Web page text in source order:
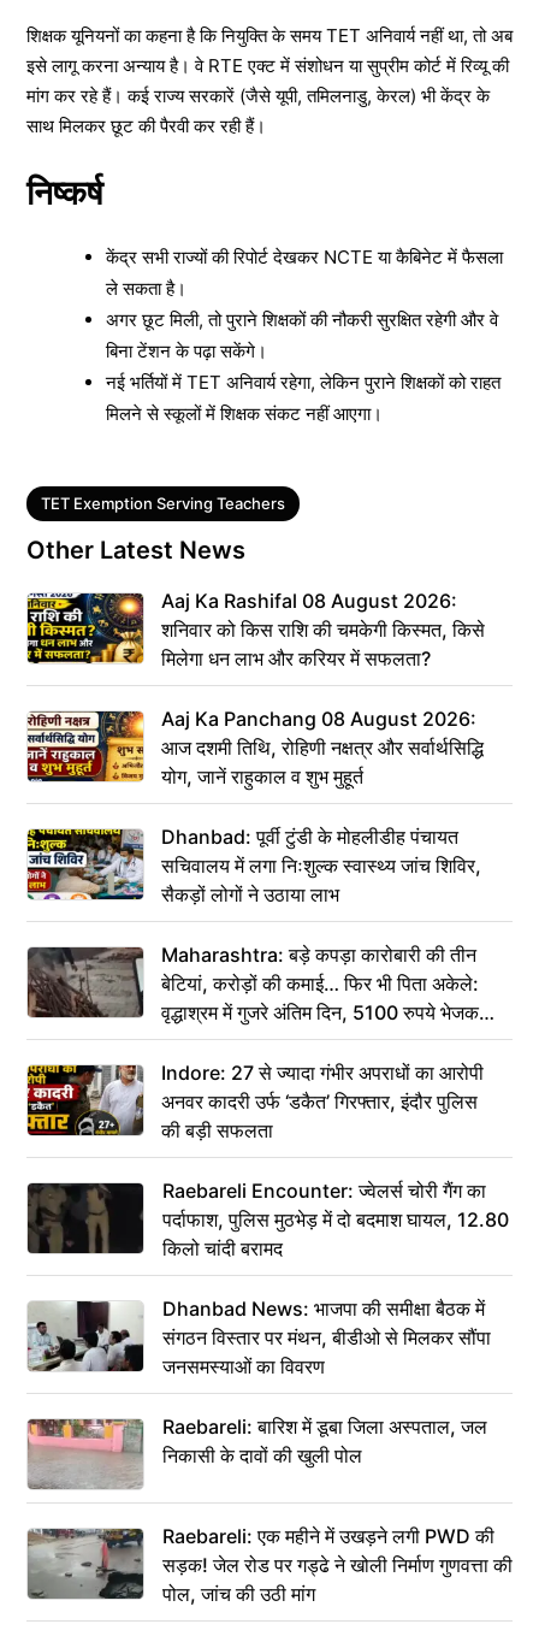
शिक्षक यूनियनों का कहना है कि नियुक्ति के समय TET अनिवार्य नहीं था, तो अब
इसे लागू करना अन्याय है। वे RTE एक्ट में संशोधन या सुप्रीम कोर्ट में रिव्यू की
मांग कर रहे हैं। कई राज्य सरकारें (जैसे यूपी, तमिलनाडु, केरल) भी केंद्र के
साथ मिलकर छूट की पैरवी कर रही हैं।
निष्कर्ष
केंद्र सभी राज्यों की रिपोर्ट देखकर NCTE या कैबिनेट में फैसला
ले सकता है।
अगर छूट मिली, तो पुराने शिक्षकों की नौकरी सुरक्षित रहेगी और वे
बिना टेंशन के पढ़ा सकेंगे।
नई भर्तियों में TET अनिवार्य रहेगा, लेकिन पुराने शिक्षकों को राहत
मिलने से स्कूलों में शिक्षक संकट नहीं आएगा।
Tags
TET Exemption Serving Teachers
Other Latest News
Aaj Ka Rashifal 08 August 2026:
शनिवार को किस राशि की चमकेगी किस्मत, किसे
मिलेगा धन लाभ और करियर में सफलता?
Aaj Ka Panchang 08 August 2026:
आज दशमी तिथि, रोहिणी नक्षत्र और सर्वार्थसिद्धि
योग, जानें राहुकाल व शुभ मुहूर्त
Dhanbad: पूर्वी टुंडी के मोहलीडीह पंचायत
सचिवालय में लगा निःशुल्क स्वास्थ्य जांच शिविर,
सैकड़ों लोगों ने उठाया लाभ
Maharashtra: बड़े कपड़ा कारोबारी की तीन
बेटियां, करोड़ों की कमाई… फिर भी पिता अकेले:
वृद्धाश्रम में गुजरे अंतिम दिन, 5100 रुपये भेजकर
कहा– अंतिम संस्कार कर दीजिए हम नहीं आ पाएंगे
Indore: 27 से ज्यादा गंभीर अपराधों का आरोपी
अनवर कादरी उर्फ ‘डकैत’ गिरफ्तार, इंदौर पुलिस
की बड़ी सफलता
Raebareli Encounter: ज्वेलर्स चोरी गैंग का
पर्दाफाश, पुलिस मुठभेड़ में दो बदमाश घायल, 12.80
किलो चांदी बरामद
Dhanbad News: भाजपा की समीक्षा बैठक में
संगठन विस्तार पर मंथन, बीडीओ से मिलकर सौंपा
जनसमस्याओं का विवरण
Raebareli: बारिश में डूबा जिला अस्पताल, जल
निकासी के दावों की खुली पोल
Raebareli: एक महीने में उखड़ने लगी PWD की
सड़क! जेल रोड पर गड्ढे ने खोली निर्माण गुणवत्ता की
पोल, जांच की उठी मांग